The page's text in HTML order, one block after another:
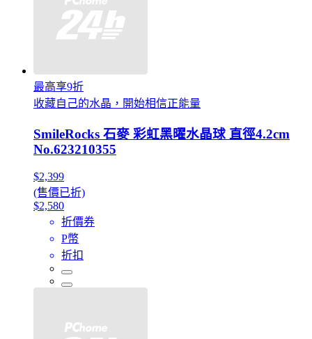
最高享9折
收藏自己的水晶，開始相信正能量
SmileRocks 石麥 彩虹黑曜水晶球 直徑4.2cm
No.623210355
$2,399
(售價已折)
$2,580
折價券
P幣
折扣